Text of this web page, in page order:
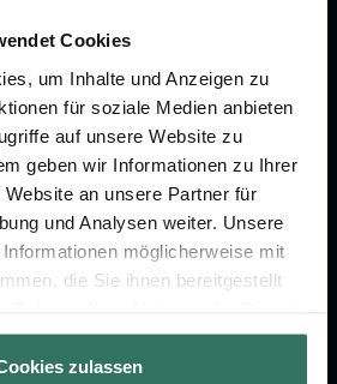
Cookies
um Inhalte und Anzeigen zu
für soziale Medien anbieten
auf unsere Website zu
geben wir Informationen zu Ihrer
an unsere Partner für
und Analysen weiter. Unsere
möglicherweise mit
die Sie ihnen bereitgestellt
zulassen
lassen
FÜR BESTATTER
Online-Portal